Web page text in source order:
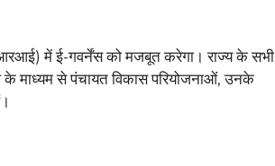
में ई-गवर्नेंस को मजबूत करेगा। राज्य के सभी
से पंचायत विकास परियोजनाओं, उनके